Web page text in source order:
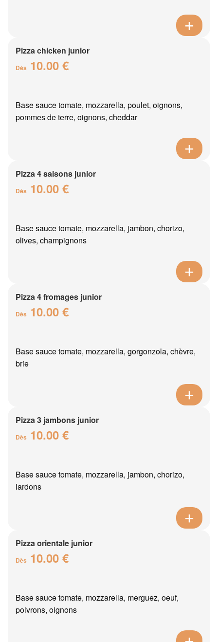
Pizza chicken junior
Dès 10.00 €
Base sauce tomate, mozzarella, poulet, oignons,
pommes de terre, oignons, cheddar
Pizza 4 saisons junior
Dès 10.00 €
Base sauce tomate, mozzarella, jambon, chorizo,
olives, champignons
Pizza 4 fromages junior
Dès 10.00 €
Base sauce tomate, mozzarella, gorgonzola, chèvre,
brie
Pizza 3 jambons junior
Dès 10.00 €
Base sauce tomate, mozzarella, jambon, chorizo,
lardons
Pizza orientale junior
Dès 10.00 €
Base sauce tomate, mozzarella, merguez, oeuf,
poivrons, oignons